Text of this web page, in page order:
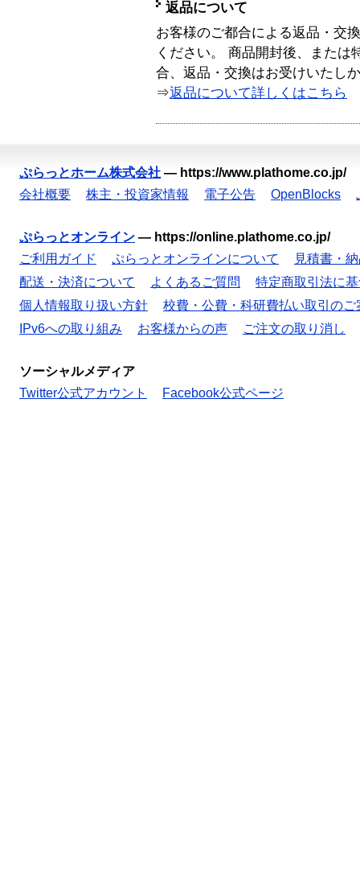
返品について
お客様のご都合による返品・交
ください。 商品開封後、または
合、返品・交換はお受けいたし
⇒返品について詳しくはこちら
ぷらっとホーム株式会社 — https://www.plathome.co.jp/
会社概要
株主・投資家情報 電子公告 OpenBlocks
ぷらっとオンライン — https://online.plathome.co.jp/
ご利用ガイド
ぷらっとオンラインについて
見積書・
配送・決済について
よくあるご質問
特定商取引法に
個人情報取り扱い方針
校費・公費・科研費払い取引のご
IPv6への取り組み
お客様からの声 ご注文の取り消し
ソーシャルメディア
Twitter公式アカウント
Facebook公式ページ